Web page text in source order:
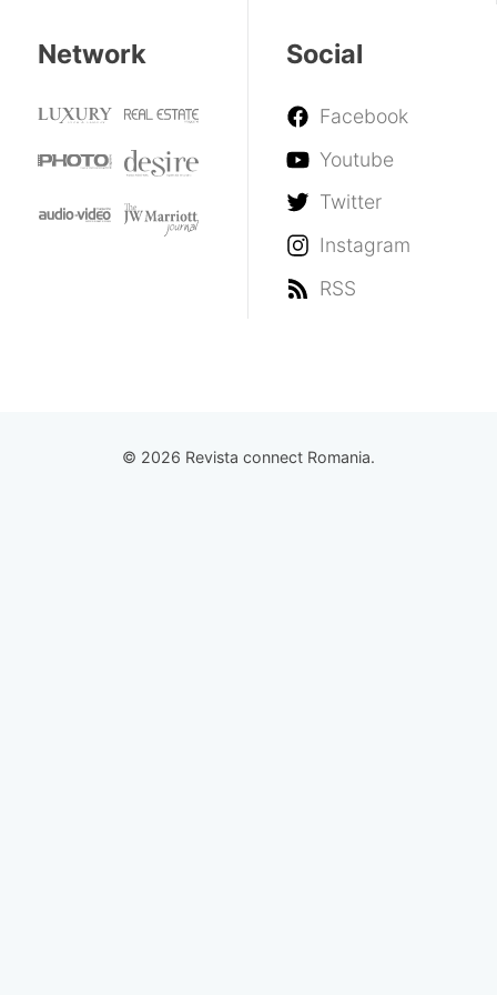
Network Social
Facebook
Youtube
Twitter
Instagram
RSS
© 2026 Revista connect Romania.